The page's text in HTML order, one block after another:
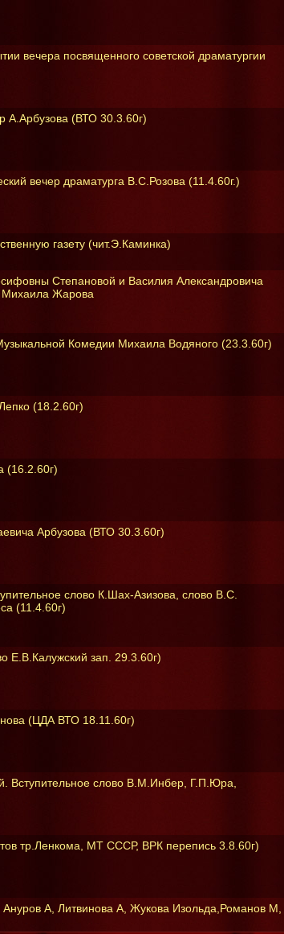
вечера посвященного советской драматургии
А.Арбузова (ВТО 30.3.60г)
вечер драматурга В.С.Розова (11.4.60г.)
газету (чит.Э.Каминка)
Степановой и Василия Александровича
Михаила Жарова
Комедии Михаила Водяного (23.3.60г)
(18.2.60г)
(16.2.60г)
Арбузова (ВТО 30.3.60г)
слово К.Шах-Азизова, слово В.С.
(11.4.60г)
Е.В.Калужский зап. 29.3.60г)
(ЦДА ВТО 18.11.60г)
Вступительное слово В.М.Инбер, Г.П.Юра,
тр.Ленкома, МТ СССР, ВРК перепись 3.8.60г)
А, Литвинова А, Жукова Изольда,Романов М,